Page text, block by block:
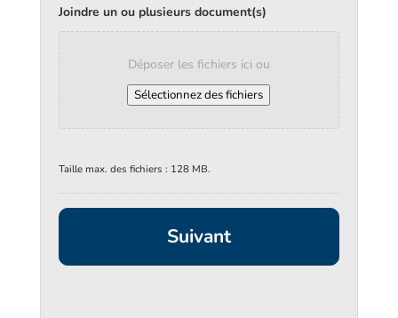
Joindre un ou plusieurs document(s)
Déposer les fichiers ici ou
Sélectionnez des fichiers
Taille max. des fichiers : 128 MB.